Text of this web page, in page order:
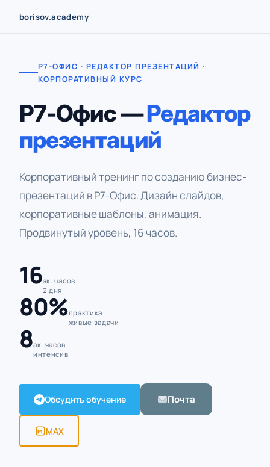
borisov.academy
Р7-ОФИС · РЕДАКТОР ПРЕЗЕНТАЦИЙ ·
КОРПОРАТИВНЫЙ КУРС
Р7-Офис —Редактор
презентаций
Корпоративный тренинг по созданию бизнес-
презентаций в Р7-Офис. Дизайн слайдов,
корпоративные шаблоны, анимация.
Продвинутый уровень, 16 часов.
16ак. часов
2 дня
80%практика
живые задачи
8ак. часов
интенсив
Обсудить обучение Почта
MAX